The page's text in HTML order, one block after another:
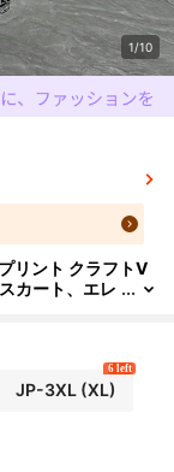
1/10
リント クラフトV
カート、エレ
JP-3XL(XL)
6 left